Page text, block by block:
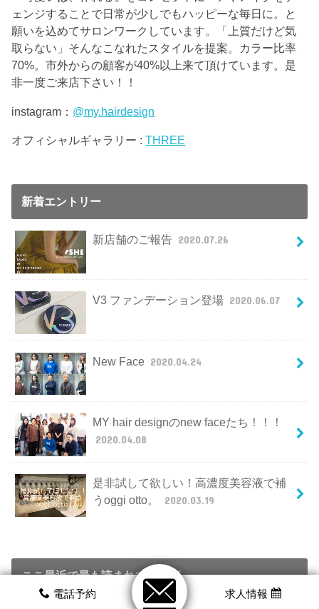
電話予約 求人情報
ェンジすることで日常が少しでもハッピーな毎日に。と
願いを込めてサロンワークしています。「上質だけど気
取らない」そんなこなれたスタイルを提案。カラー比率
70%。市外からの顧客が40%以上来て頂けています。是
非一度ご来店下さい！！
instagram： @my.hairdesign
オフィシャルギャラリー :THREE
新着エントリー
新店舗のご報告 2020.07.26
V3 ファンデーション登場 2020.06.07
New Face 2020.04.24
MY hair designのnew faceたち！！！
2020.04.08
是非試して欲しい！高濃度美容液で補
うoggi otto。
2020.03.19
ここ最近で最も読まれてる記事